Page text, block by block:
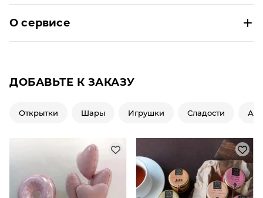
О сервисе
ДОБАВЬТЕ К ЗАКАЗУ
Открытки Шары Игрушки Сладости